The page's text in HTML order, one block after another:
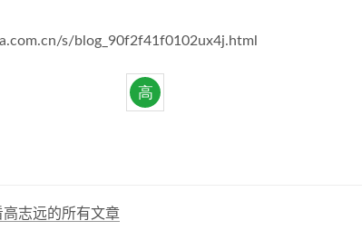
s/blog_90f2f41f0102ux4j.html
高志远的所有文章